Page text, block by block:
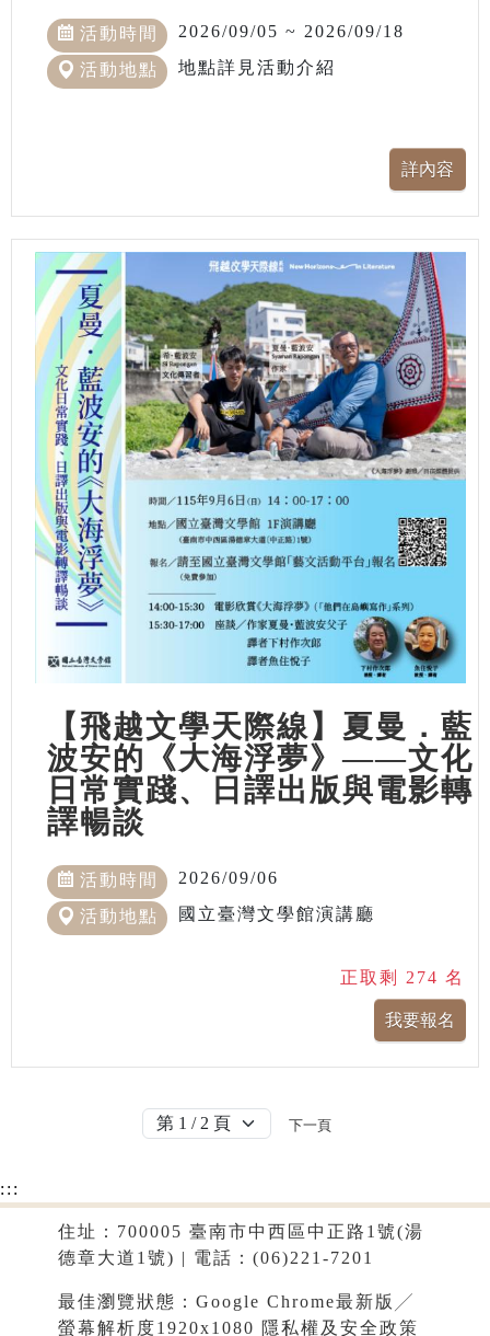
活動時間 2026/09/05 ~ 2026/09/18
活動地點 地點詳見活動介紹
【飛越文學天際線】夏曼．藍
波安的《大海浮夢》——文化
日常實踐、日譯出版與電影轉
譯暢談
活動時間 2026/09/06
活動地點 國立臺灣文學館演講廳
正取剩 274 名
下一頁
:::
住址：700005 臺南市中西區中正路1號(湯
德章大道1號) | 電話：(06)221-7201
最佳瀏覽狀態：Google Chrome最新版╱
螢幕解析度1920x1080 隱私權及安全政策